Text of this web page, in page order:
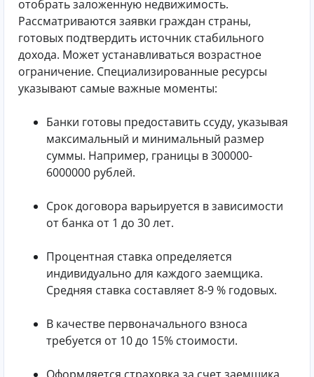
отобрать заложенную недвижимость.
Рассматриваются заявки граждан страны,
готовых подтвердить источник стабильного
дохода. Может устанавливаться возрастное
ограничение. Специализированные ресурсы
указывают самые важные моменты:
Банки готовы предоставить ссуду, указывая
максимальный и минимальный размер
суммы. Например, границы в 300000-
6000000 рублей.
Срок договора варьируется в зависимости
от банка от 1 до 30 лет.
Процентная ставка определяется
индивидуально для каждого заемщика.
Средняя ставка составляет 8-9 % годовых.
В качестве первоначального взноса
требуется от 10 до 15% стоимости.